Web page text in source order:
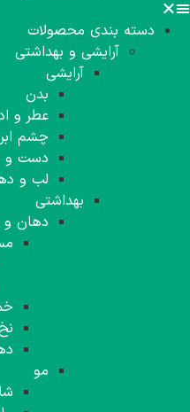
دسته بندی محصولات
آرایشی و بهداشتی
آرایشی
بدن
عطر و
چشم
دست و
لب و
بهداشتی
دهان و
مو